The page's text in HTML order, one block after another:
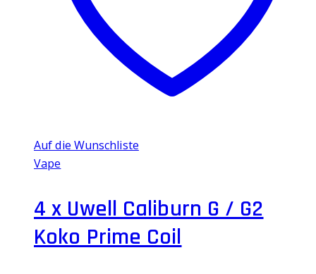
können
Auf die Wunschliste
Vape
4 x Uwell Caliburn G / G2
Koko Prime Coil